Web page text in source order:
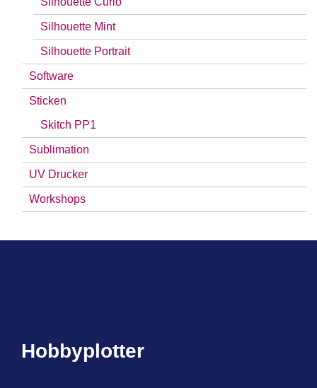
Silhouette Mint
Silhouette Portrait
Software
Sticken
Skitch PP1
Sublimation
UV Drucker
Workshops
Hobbyplotter